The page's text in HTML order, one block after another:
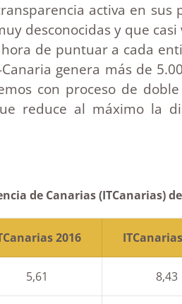
activa en
desconocidas y que
de puntuar a cada
genera más de
con proceso de
reduce al máximo la
de Canarias (ITCanarias)
2016
5,61 8,43